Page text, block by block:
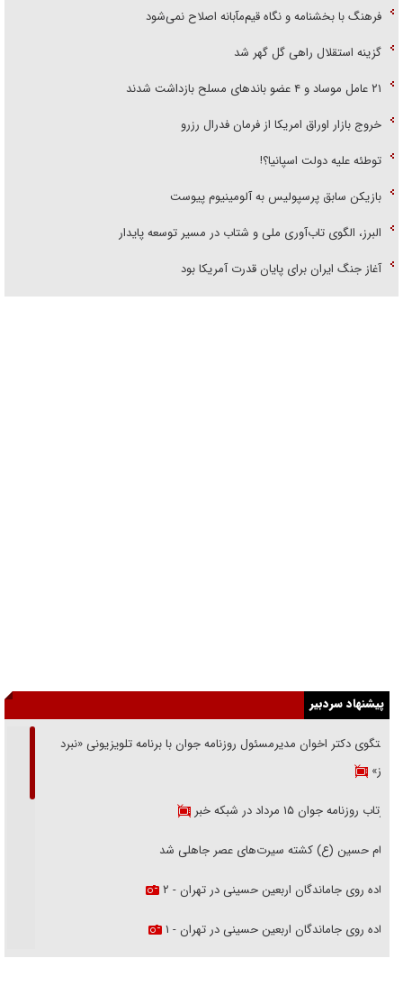
فرهنگ با بخشنامه و نگاه قیم‌مآبانه اصلاح نمی‌شود
گزینه استقلال راهی گل گهر شد
۲۱ عامل موساد و ۴ عضو باند‌های مسلح بازداشت شدند
خروج بازار اوراق امریکا از فرمان فدرال رزرو
توطئه علیه دولت اسپانیا؟!
بازیکن سابق پرسپولیس به آلومینیوم پیوست
البرز، الگوی تاب‌آوری ملی و شتاب در مسیر توسعه پایدار
آغاز جنگ ایران برای پایان قدرت آمریکا بود
پیشنهاد سردبیر
گفتگوی دکتر اخوان مدیرمسئول روزنامه جوان با برنامه تلویزیونی «نبرد
هرمز»
بازتاب روزنامه جوان ۱۵ مرداد در شبکه خبر
امام حسین (ع) کشته سیرت‌های عصر جاهلی شد
پیاده روی جاماندگان اربعین حسینی در تهران - ۲
پیاده روی جاماندگان اربعین حسینی در تهران - ۱